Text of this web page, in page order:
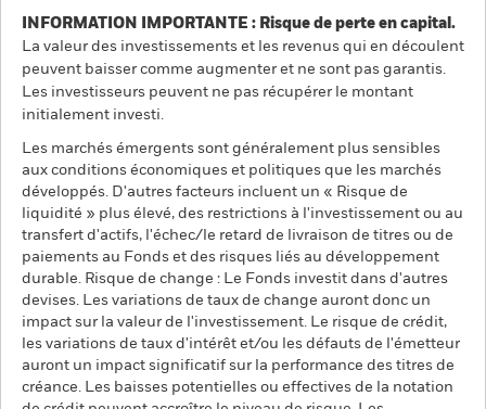
INFORMATION IMPORTANTE : Risque de perte en capital.
La valeur des investissements et les revenus qui en découlent
peuvent baisser comme augmenter et ne sont pas garantis.
Les investisseurs peuvent ne pas récupérer le montant
initialement investi.
Les marchés émergents sont généralement plus sensibles
aux conditions économiques et politiques que les marchés
développés. D'autres facteurs incluent un « Risque de
liquidité » plus élevé, des restrictions à l'investissement ou au
transfert d'actifs, l'échec/le retard de livraison de titres ou de
paiements au Fonds et des risques liés au développement
durable. Risque de change : Le Fonds investit dans d'autres
devises. Les variations de taux de change auront donc un
impact sur la valeur de l'investissement. Le risque de crédit,
les variations de taux d'intérêt et/ou les défauts de l'émetteur
auront un impact significatif sur la performance des titres de
créance. Les baisses potentielles ou effectives de la notation